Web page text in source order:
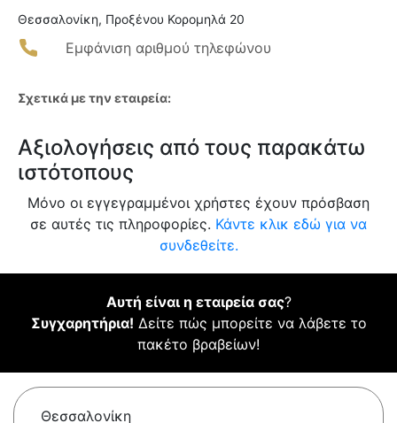
Θεσσαλονίκη, Προξένου Κορομηλά 20
Εμφάνιση αριθμού τηλεφώνου
Σχετικά με την εταιρεία:
Αξιολογήσεις από τους παρακάτω
ιστότοπους
Μόνο οι εγγεγραμμένοι χρήστες έχουν πρόσβαση
σε αυτές τις πληροφορίες. Κάντε κλικ εδώ για να
συνδεθείτε.
Αυτή είναι η εταιρεία σας?
Συγχαρητήρια! Δείτε πώς μπορείτε να λάβετε το
πακέτο βραβείων!
Θεσσαλονίκη